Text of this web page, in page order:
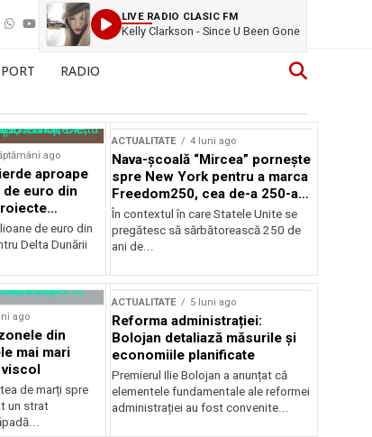
LIVE RADIO CLASIC FM
Kelly Clarkson - Since U Been Gone
RADIO
ago
aproape
de euro din
de euro din
Delta Dunării
ACTUALITATE 4 luni ago
Nava-școală “Mircea” pornește
spre New York pentru a marca
Freedom250, cea de-a 250-a
aniversare a Statelor Unite
În contextul în care Statele Unite se
pregătesc să sărbătorească 250 de
ani de...
ago
din
mai mari
viscol
de marți spre
un strat
ACTUALITATE 5 luni ago
Reforma administrației:
Bolojan detaliază măsurile și
economiile planificate
Premierul Ilie Bolojan a anunțat că
elementele fundamentale ale reformei
administrației au fost convenite...